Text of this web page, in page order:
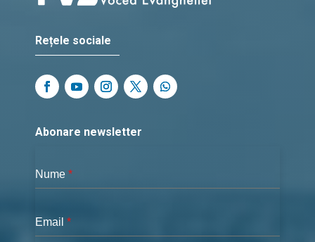
Rețele sociale
Abonare newsletter
Nume *
Email *